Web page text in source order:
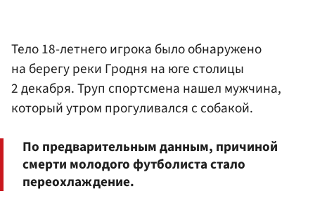
Тело 18-летнего игрока было обнаружено
на берегу реки Гродня на юге столицы
2 декабря. Труп спортсмена нашел мужчина,
который утром прогуливался с собакой.
По предварительным данным, причиной
смерти молодого футболиста стало
переохлаждение.